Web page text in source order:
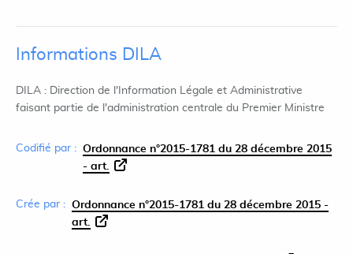
Informations DILA
DILA : Direction de l'Information Légale et Administrative
faisant partie de l'administration centrale du Premier Ministre
Codifié par : Ordonnance n°2015-1781 du 28 décembre 2015
- art.
Crée par : Ordonnance n°2015-1781 du 28 décembre 2015 -
art.